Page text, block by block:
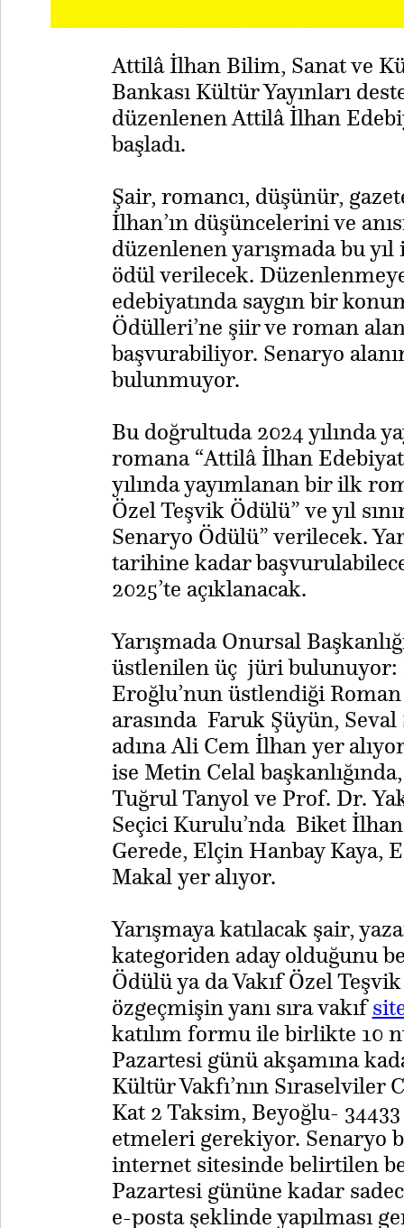
Attilâ İlhan Bilim, Sanat ve
Bankası Kültür Yayınları
düzenlenen Attilâ İlhan
başladı.
Şair, romancı, düşünür,
İlhan’ın düşüncelerini ve
düzenlenen yarışmada bu
ödül verilecek.
edebiyatında saygın bir
Ödülleri’ne şiir ve roman
başvurabiliyor. Senaryo
bulunmuyor.
Bu doğrultuda 2024 yılında
romana “Attilâ İlhan
yılında yayımlanan bir ilk
Özel Teşvik Ödülü” ve yıl
Senaryo Ödülü” verilecek.
tarihine kadar
2025’te açıklanacak.
Yarışmada Onursal
üstlenilen üç jüri bulunuyor:
Eroğlu’nun üstlendiği
arasında Faruk Şüyün,
adına Ali Cem İlhan yer
ise Metin Celal
Tuğrul Tanyol ve Prof. Dr.
Seçici Kurulu’nda Biket
Gerede, Elçin Hanbay Kaya,
Makal yer alıyor.
Yarışmaya katılacak şair,
kategoriden aday olduğunu
Ödülü ya da Vakıf Özel
özgeçmişin yanı sıra vakıf
katılım formu ile birlikte 10
Pazartesi günü akşamına
Kültür Vakfı’nın
Kat 2 Taksim, Beyoğlu-
etmeleri gerekiyor. Senaryo
internet sitesinde belirtilen
Pazartesi gününe kadar
e-posta şeklinde yapılması